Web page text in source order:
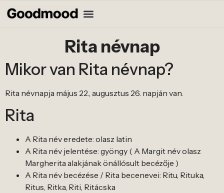
Rita névnap
Mikor van Rita névnap?
Rita névnapja május 22., augusztus 26. napján van.
Rita
A Rita név eredete: olasz latin
A Rita név jelentése: gyöngy ( A Margit név olasz
Margherita alakjának önállósult becézője )
A Rita név becézése / Rita becenevei: Ritu, Rituka,
Ritus, Ritka, Riti, Ritácska